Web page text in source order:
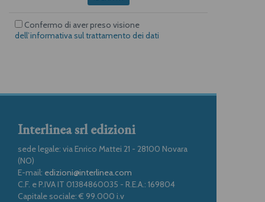
Confermo di aver preso visione
dell’informativa sul trattamento dei dati
Interlinea srl edizioni
sede legale: via Enrico Mattei 21 - 28100 Novara
(NO)
E-mail: edizioni@interlinea.com
C.F. e P.IVA IT 01384860035 - R.E.A.: 169804
Capitale sociale: € 99.000 i.v